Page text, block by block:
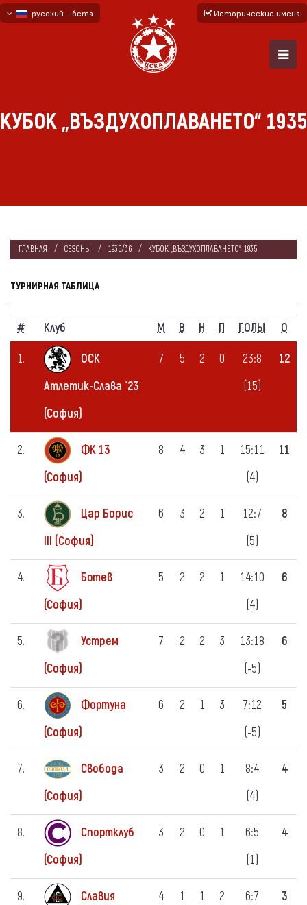
русский - бета
Исторические имена
КУБОК „ВЪЗДУХОПЛАВАНЕТО“ 1935
ГЛАВНАЯ СЕЗОНЫ 1935/36 КУБОК „ВЪЗДУХОПЛАВАНЕТО“ 1935
ТУРНИРНАЯ ТАБЛИЦА
# Клуб M В Н П ГОЛЫ
О
1.
ОСК
Атлетик-Слава `23
(София)
7 5 2 0
23:8
(15)
12
2.
ФК 13
(София)
8 4 3 1
15:11
(4)
11
3.
Цар Борис
III (София)
6 3 2 1
12:7
(5)
8
4.
Ботев
(София)
5 2 2 1
14:10
(4)
6
5.
Устрем
(София)
7 2 2 3
13:18
(-5)
6
6.
Фортуна
(София)
6 2 1 3
7:12
(-5)
5
7.
Свобода
(София)
3 2 0 1
8:4
(4)
4
8.
Спортклуб
(София)
3 2 0 1
6:5
(1)
4
9.
Славия
4 1 1 2
6:7
3